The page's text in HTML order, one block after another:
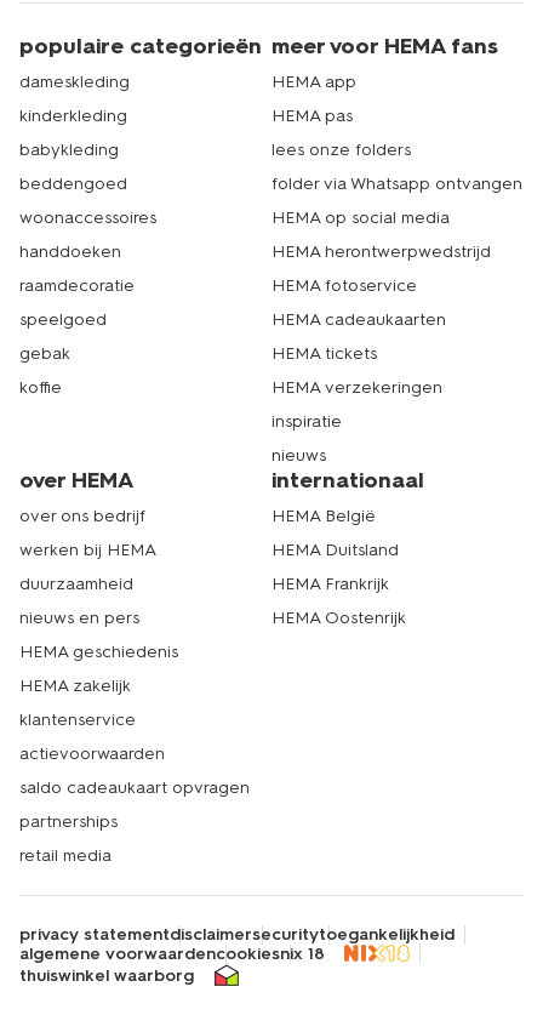
populaire categorieën
dameskleding
kinderkleding
babykleding
beddengoed
woonaccessoires
handdoeken
raamdecoratie
speelgoed
gebak
koffie
meer voor HEMA fans
HEMA app
HEMA pas
lees onze folders
folder via Whatsapp ontvangen
HEMA op social media
HEMA herontwerpwedstrijd
HEMA fotoservice
HEMA cadeaukaarten
HEMA tickets
HEMA verzekeringen
inspiratie
nieuws
over HEMA
over ons bedrijf
werken bij HEMA
duurzaamheid
nieuws en pers
HEMA geschiedenis
HEMA zakelijk
klantenservice
actievoorwaarden
saldo cadeaukaart opvragen
partnerships
retail media
internationaal
HEMA België
HEMA Duitsland
HEMA Frankrijk
HEMA Oostenrijk
privacy statementdisclaimersecuritytoegankelijkheid
algemene voorwaardencookiesnix 18
thuiswinkel waarborg